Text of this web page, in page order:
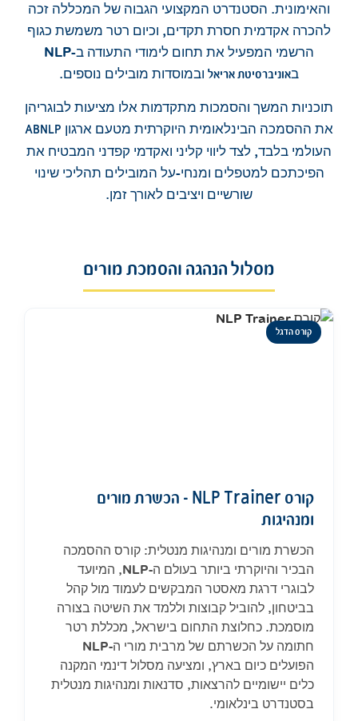
והאימונית. הסטנדרט המקצועי הגבוה של המכללה זכה
להכרה אקדמית חסרת תקדים, וכיום רטר משמשת כגוף
הרשמי המפעיל את תחום לימודי התעודה ב-NLP
באוניברסיטת אריאל ובמוסדות מובילים נוספים.
תוכניות המשך והסמכות מתקדמות אלו מציעות לבוגריהן
את ההסמכה הבינלאומית היוקרתית מטעם ארגון ABNLP
העולמי בלבד, לצד ליווי קליני ואקדמי קפדני המבטיח את
הפיכתכם למטפלים ומנחי-על המובילים תהליכי שינוי
שורשיים ויציבים לאורך זמן.
מסלול הנהגה והסמכת מורים
קורס הדגל
קורס NLP Trainer – הכשרת מורים
ומנהיגות
הכשרת מורים ומנהיגות מנטלית: קורס ההסמכה
הבכיר והיוקרתי ביותר בעולם ה-NLP, המיועד
לבוגרי דרגת מאסטר המבקשים לעמוד מול קהל
בביטחון, להוביל קבוצות וללמד את השיטה בצורה
מוסמכת. כחלוצת התחום בישראל, מכללת רטר
חתומה על הכשרתם של מרבית מורי ה-NLP
הפועלים כיום בארץ, ומציעה מסלול דינמי המקנה
כלים יישומיים להרצאות, סדנאות ומנהיגות מנטלית
בסטנדרט בינלאומי.